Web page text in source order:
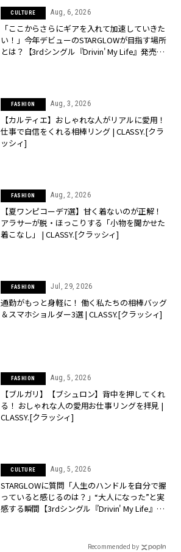
CULTURE Aug, 6, 2026
「ここからさらにギアを入れて加速していきた
い！」今年デビューのSTARGLOWが目指す場所
とは？【3rdシングル『Drivin' My Life』発売】 |
FASHION Aug, 3, 2026
【カルティエ】おしゃれな人がリアルに愛用！
仕事で自信をくれる相棒リング | CLASSY.[クラ
ッシィ]
FASHION Aug, 2, 2026
【夏ワンピコーデ7選】甘く着ないのが正解！
アラサーが脱・ほっこりする「小物を聞かせた
着こなし」 | CLASSY.[クラッシィ]
FASHION Jul, 29, 2026
通勤がもっと身軽に！ 働く私たちの相棒バッグ
＆スマホショルダー3選 | CLASSY.[クラッシィ]
FASHION Aug, 5, 2026
【ブルガリ】【ブシュロン】背中を押してくれ
る！ おしゃれな人の愛用お仕事リングを拝見 |
CLASSY.[クラッシィ]
CULTURE Aug, 5, 2026
STARGLOWに質問「人生のハンドルを自分で握
っていると感じるのは？」“大️人になった”と実
感する瞬間【3rdシングル『Drivin' My Life』発
Recommended by